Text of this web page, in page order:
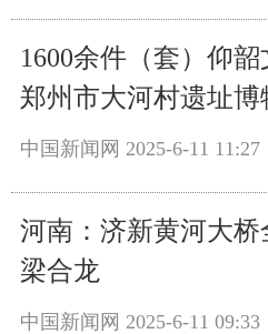
1600余件（套）仰
郑州市大河村遗址博
中国新闻网 2025-6-11 11:27
河南：济新黄河大桥
梁合龙
中国新闻网 2025-6-11 09:33